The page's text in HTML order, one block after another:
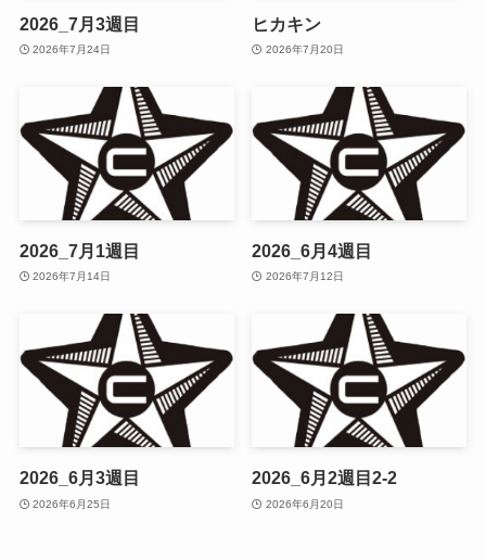
2026_7月3週目
2026年7月24日
ヒカキン
2026年7月20日
2026_7月1週目
2026年7月14日
2026_6月4週目
2026年7月12日
2026_6月3週目
2026年6月25日
2026_6月2週目2-2
2026年6月20日